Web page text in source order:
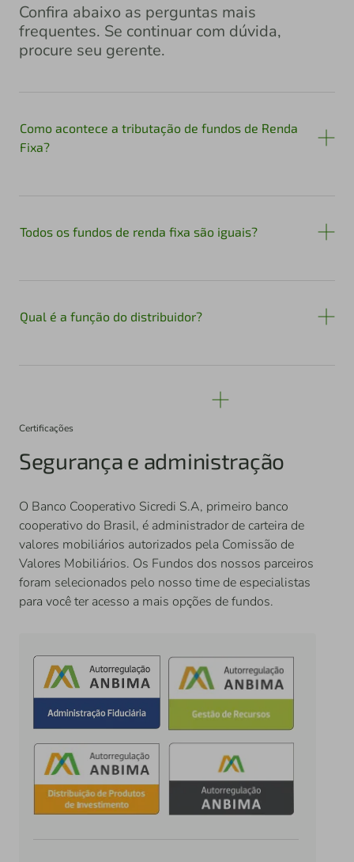
Confira abaixo as perguntas mais
frequentes. Se continuar com dúvida,
procure seu gerente.
Como acontece a tributação de fundos de Renda
Fixa?
Todos os fundos de renda fixa são iguais?
Qual é a função do distribuidor?
Certificações
Segurança e administração
O Banco Cooperativo Sicredi S.A, primeiro banco
cooperativo do Brasil, é administrador de carteira de
valores mobiliários autorizados pela Comissão de
Valores Mobiliários. Os Fundos dos nossos parceiros
foram selecionados pelo nosso time de especialistas
para você ter acesso a mais opções de fundos.